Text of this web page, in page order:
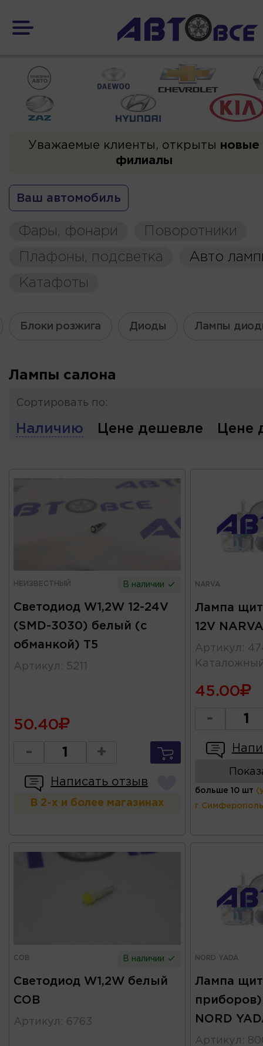
Уважаемые клиенты, открыты новые
филиалы
Ваш автомобиль
Фары, фонари
Поворотники
Плафоны, подсветка
Авто
Катафоты
Блоки розжига Диоды Лампы
Лампы салона
Сортировать по:
Наличию Цене дешевле Цене
НЕИЗВЕСТНЫЙ В наличии
Светодиод W1,2W 12-24V
(SMD-3030) белый (с
обманкой) T5
Артикул : 5211
50.40
- +
Написать отзыв
В 2-х и более магазинах
NARVA
Лампа
12V NARVA
Артикул :
45.00
-
больше 10 шт
COB В наличии
Светодиод W1,2W белый
COB
Артикул : 6763
NORD YADA
Лампа
приборов)
NORD
Артикул :